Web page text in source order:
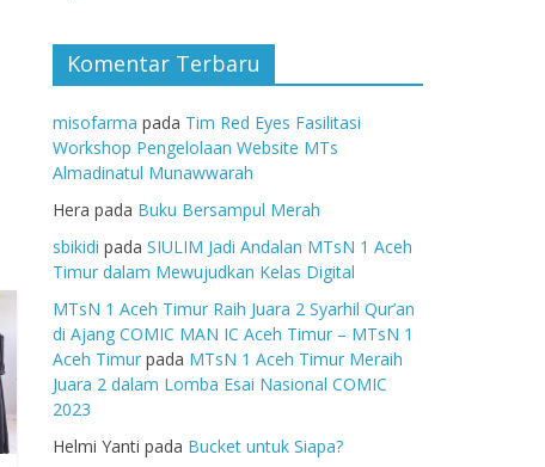
Komentar Terbaru
misofarma pada Tim Red Eyes Fasilitasi
Workshop Pengelolaan Website MTs
Almadinatul Munawwarah
Hera pada Buku Bersampul Merah
sbikidi pada SIULIM Jadi Andalan MTsN 1 Aceh
Timur dalam Mewujudkan Kelas Digital
MTsN 1 Aceh Timur Raih Juara 2 Syarhil Qur’an
di Ajang COMIC MAN IC Aceh Timur – MTsN 1
Aceh Timur pada MTsN 1 Aceh Timur Meraih
Juara 2 dalam Lomba Esai Nasional COMIC
2023
Helmi Yanti pada Bucket untuk Siapa?